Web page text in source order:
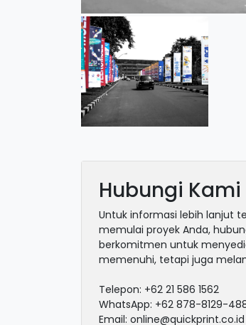
Hubungi Kami
Untuk informasi lebih lanjut
memulai proyek Anda,
berkomitmen untuk
memenuhi, tetapi juga
Telepon: +62 21 586 1562
WhatsApp: +62 878-8129-
Email: online@quickprint.co.id